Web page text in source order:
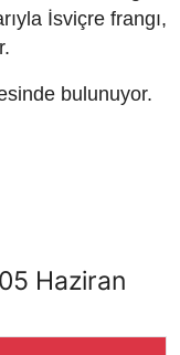
İsviçre frangı,
bulunuyor.
Haziran